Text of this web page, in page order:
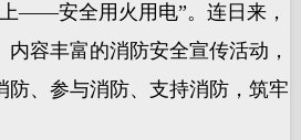
——安全用火用电”。连日来，
容丰富的消防安全宣传活动，
防、参与消防、支持消防，筑牢